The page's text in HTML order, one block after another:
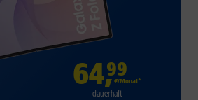
64,99
€/Monat*
dauerhaft